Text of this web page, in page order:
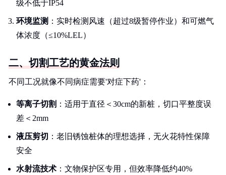
级不低于IP54
环境监测 ：实时检测风速（超过8级暂停作业）和可燃气
体浓度（≤10%LEL）
二、切割工艺的黄金法则
不同工况就像不同病症需要'对症下药'：
等离子切割 ：适用于直径＜30cm的新桩，切口平整度误
差＜2mm
液压剪切 ：老旧锈蚀桩体的理想选择，无火花特性保障
安全
水射流技术 ：文物保护区专用，但效率降低约40%